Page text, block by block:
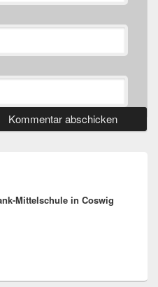
Mittelschule in Coswig